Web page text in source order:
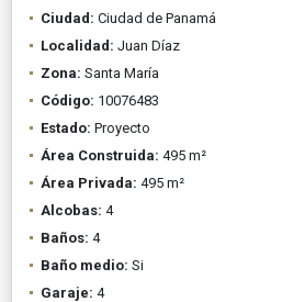
Ciudad: Ciudad de Panamá
Localidad: Juan Díaz
Zona: Santa María
Código: 10076483
Estado: Proyecto
Área Construida: 495 m²
Área Privada: 495 m²
Alcobas: 4
Baños: 4
Baño medio: Si
Garaje: 4